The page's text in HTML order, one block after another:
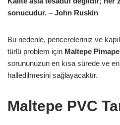
sonucudur. – John Ruskin
Bu nedenle, pencereleriniz ve
türlü problem için Maltepe
sorununuzun en kısa sürede ve
halledilmesini sağlayacaktır.
Maltepe PVC